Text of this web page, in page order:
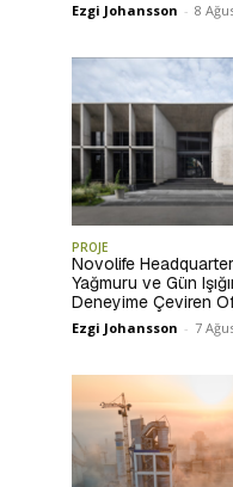
Ezgi Johansson - 8
PROJE
Novolife
Yağmuru ve Gün
Deneyime Çeviren
Ezgi Johansson - 7